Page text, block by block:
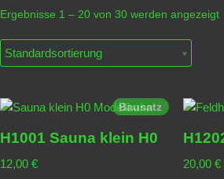
Ergebnisse 1 – 20 von 30 werden angezeigt
Bausatz
H1001 Sauna klein H0
12,00 € 20,00 €